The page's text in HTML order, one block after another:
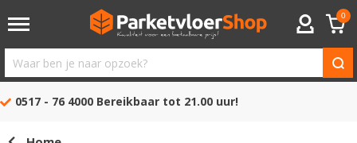
ACCOUNT
0
Waar
ben0517 - 76 4000 Bereikbaar tot 21.00 uur!